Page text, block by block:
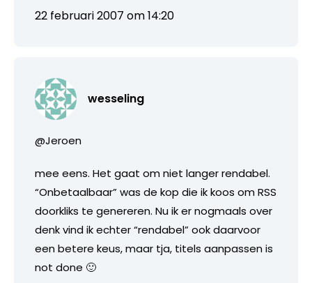
22 februari 2007 om 14:20
wesseling
@Jeroen
mee eens. Het gaat om niet langer rendabel.
“Onbetaalbaar” was de kop die ik koos om RSS
doorkliks te genereren. Nu ik er nogmaals over
denk vind ik echter “rendabel” ook daarvoor
een betere keus, maar tja, titels aanpassen is
not done 🙂